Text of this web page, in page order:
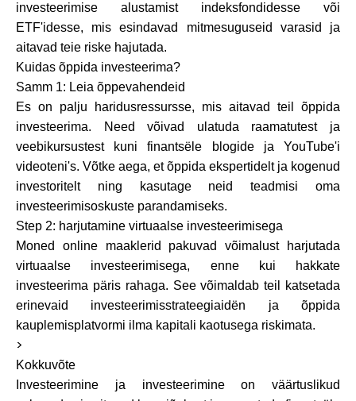
investeerimise alustamist indeksfondidesse või
ETF'idesse, mis esindavad mitmesuguseid varasid ja
aitavad teie riske hajutada.
Kuidas õppida investeerima?
Samm 1: Leia õppevahendeid
Es on palju haridusressursse, mis aitavad teil õppida
investeerima. Need võivad ulatuda raamatutest ja
veebikursustest kuni finantsële blogide ja YouTube'i
videoteni's. Võtke aega, et õppida ekspertidelt ja kogenud
investoritelt ning kasutage neid teadmisi oma
investeerimisoskuste parandamiseks.
Step 2: harjutamine virtuaalse investeerimisega
Moned online maaklerid pakuvad võimalust harjutada
virtuaalse investeerimisega, enne kui hakkate
investeerima päris rahaga. See võimaldab teil katsetada
erinevaid investeerimisstrateegiaidën ja õppida
kauplemisplatvormi ilma kapitali kaotusega riskimata.
>
Kokkuvõte
Investeerimine ja investeerimine on väärtuslikud